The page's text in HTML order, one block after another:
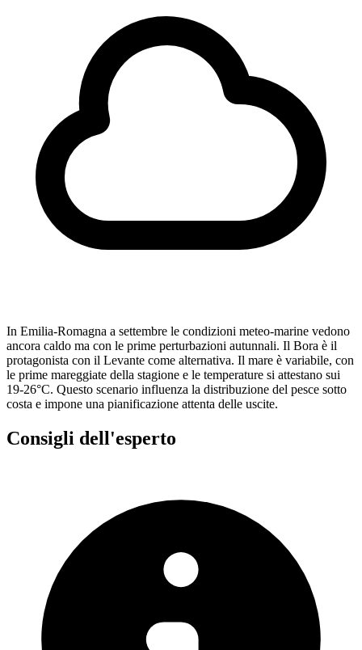
In Emilia-Romagna a settembre le condizioni meteo-marine vedono
ancora caldo ma con le prime perturbazioni autunnali. Il Bora è il
protagonista con il Levante come alternativa. Il mare è variabile, con
le prime mareggiate della stagione e le temperature si attestano sui
19-26°C. Questo scenario influenza la distribuzione del pesce sotto
costa e impone una pianificazione attenta delle uscite.
Consigli dell'esperto